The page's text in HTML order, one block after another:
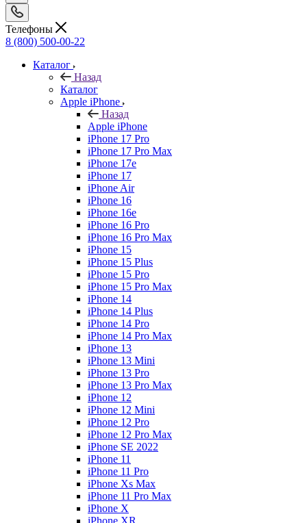
Телефоны
8 (800) 500-00-22
Каталог
Назад
Каталог
Apple iPhone
Назад
Apple iPhone
iPhone 17 Pro
iPhone 17 Pro Max
iPhone 17e
iPhone 17
iPhone Air
iPhone 16
iPhone 16e
iPhone 16 Pro
iPhone 16 Pro Max
iPhone 15
iPhone 15 Plus
iPhone 15 Pro
iPhone 15 Pro Max
iPhone 14
iPhone 14 Plus
iPhone 14 Pro
iPhone 14 Pro Max
iPhone 13
iPhone 13 Mini
iPhone 13 Pro
iPhone 13 Pro Max
iPhone 12
iPhone 12 Mini
iPhone 12 Pro
iPhone 12 Pro Max
iPhone SE 2022
iPhone 11
iPhone 11 Pro
iPhone Xs Max
iPhone 11 Pro Max
iPhone X
iPhone XR